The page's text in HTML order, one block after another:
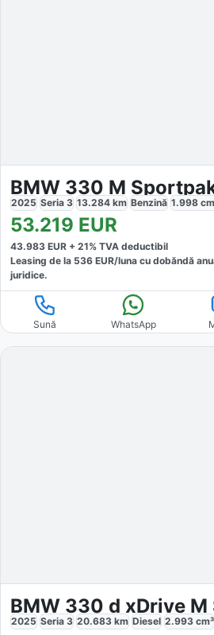
BMW 330 M
2025 Seria 3 13.284 km Benzină 1.998
53.219 EUR
43.983 EUR + 21% TVA deductibil
Leasing de la 536 EUR/luna cu dobăndă
juridice.
Sună WhatsApp
BMW 330 d xDrive
2025 Seria 3 20.683 km Diesel 2.993 cm³